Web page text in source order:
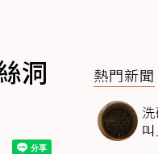
洞
熱門新聞